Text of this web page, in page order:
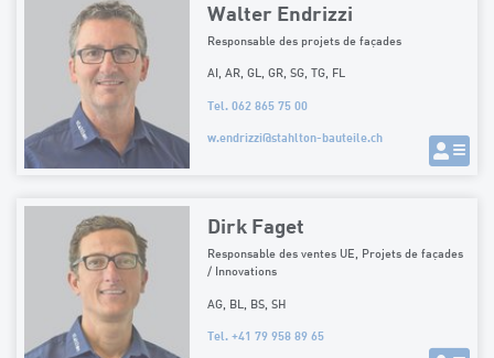
Walter Endrizzi
Responsable des projets de façades
AI, AR, GL, GR, SG, TG, FL
Tel. 062 865 75 00
w.endrizzi@stahlton-bauteile.ch
Dirk Faget
Responsable des ventes UE, Projets de façades
/ Innovations
AG, BL, BS, SH
Tel. +41 79 958 89 65